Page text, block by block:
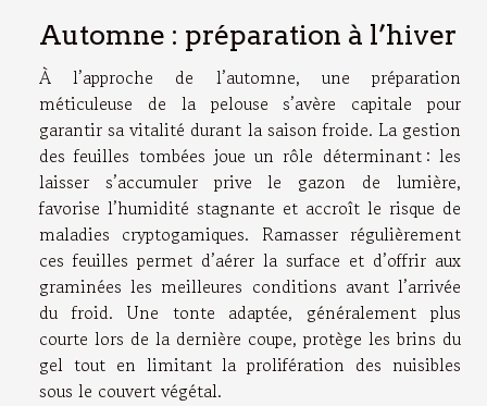
Automne : préparation à l’hiver
À l’approche de l’automne, une préparation
méticuleuse de la pelouse s’avère capitale pour
garantir sa vitalité durant la saison froide. La gestion
des feuilles tombées joue un rôle déterminant : les
laisser s’accumuler prive le gazon de lumière,
favorise l’humidité stagnante et accroît le risque de
maladies cryptogamiques. Ramasser régulièrement
ces feuilles permet d’aérer la surface et d’offrir aux
graminées les meilleures conditions avant l’arrivée
du froid. Une tonte adaptée, généralement plus
courte lors de la dernière coupe, protège les brins du
gel tout en limitant la prolifération des nuisibles
sous le couvert végétal.